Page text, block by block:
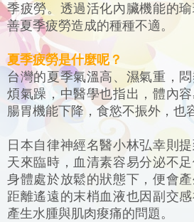
季疲勞。透過活化內臟機能的
善夏季疲勞造成的種種不適。
夏季疲勞是什麼呢？
台灣的夏季氣溫高、濕氣重，
煩氣躁，中醫學也指出，體內
腸胃機能下降，食慾不振外，也
日本自律神經名醫小林弘幸則
天來臨時，血清素容易分泌不
身體處於放鬆的狀態下，便會
距離遙遠的末梢血液也因副交
產生水腫與肌肉痠痛的問題。